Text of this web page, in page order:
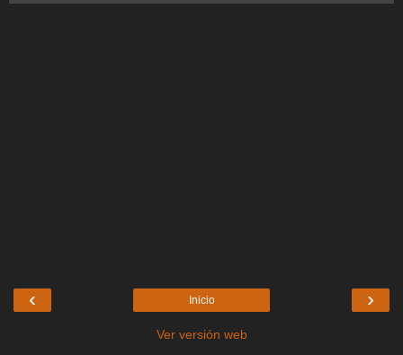
‹ ›
Inicio
Ver versión web